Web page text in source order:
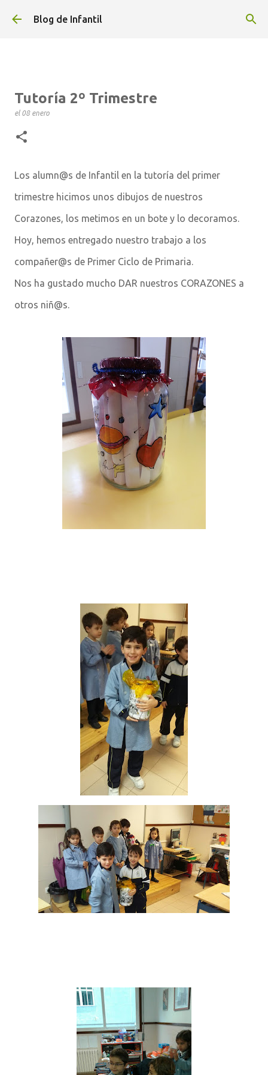
Ir al contenido principal
Blog de Infantil
Tutoría 2º Trimestre
el 08 enero
Los alumn@s de Infantil en la tutoría del primer
trimestre hicimos unos dibujos de nuestros
Corazones, los metimos en un bote y lo decoramos.
Hoy, hemos entregado nuestro trabajo a los
compañer@s de Primer Ciclo de Primaria.
Nos ha gustado mucho DAR nuestros CORAZONES a
otros niñ@s.